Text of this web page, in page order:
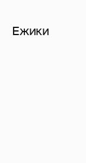
Ежики